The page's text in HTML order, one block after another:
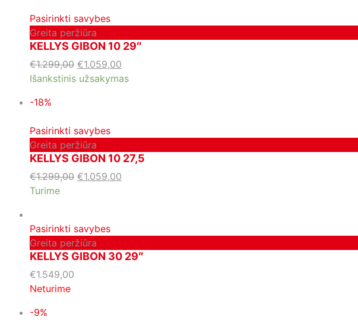
Pasirinkti savybes
Greita peržiūra
KELLYS GIBON 10 29″
€1.299,00 €1.059,00
Išankstinis užsakymas
-18%
Pasirinkti savybes
Greita peržiūra
KELLYS GIBON 10 27,5
€1.299,00 €1.059,00
Turime
Pasirinkti savybes
Greita peržiūra
KELLYS GIBON 30 29″
€1.549,00
Neturime
-9%